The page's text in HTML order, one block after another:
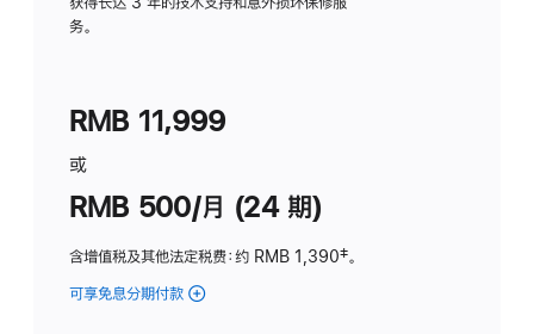
务。
RMB 11,999
或
RMB 500/月 (24 期)
含增值税及其他法定税费：约 RMB 1,390脚
‡。
可享免息分期付款 (Studio